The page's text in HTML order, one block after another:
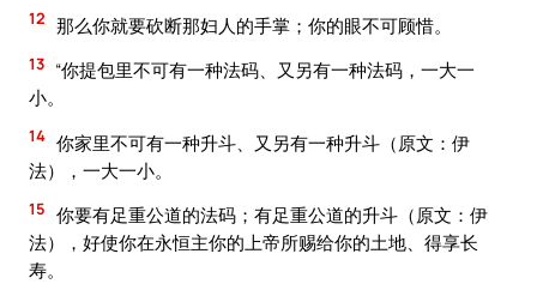
12 那么你就要砍断那妇人的手掌；你的眼不可顾惜。
13 “你提包里不可有一种法码、又另有一种法码，一大一
小。
14 你家里不可有一种升斗、又另有一种升斗（原文：伊
法），一大一小。
15 你要有足重公道的法码；有足重公道的升斗（原文：伊
法），好使你在永恒主你的上帝所赐给你的土地、得享长
寿。